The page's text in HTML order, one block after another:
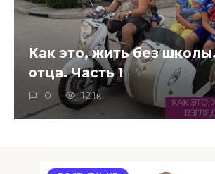
Как это, жить без
отца. Часть 1
0 12.1к.